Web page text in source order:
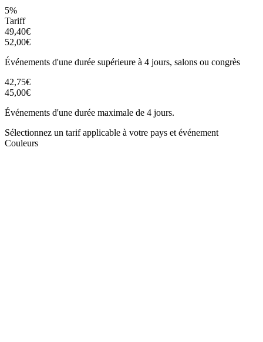
5%
Tariff
49,40€
52,00€
Événements d'une durée supérieure à 4 jours, salons ou congrès
42,75€
45,00€
Événements d'une durée maximale de 4 jours.
Sélectionnez un tarif applicable à votre pays et événement
Couleurs